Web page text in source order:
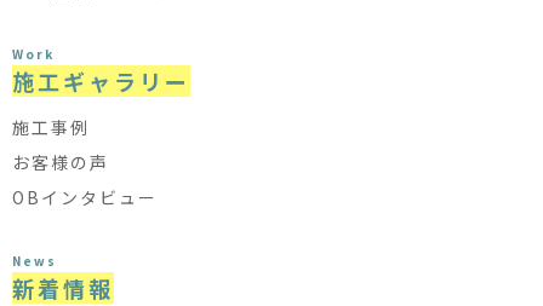
Work
施工ギャラリー
施工事例
お客様の声
OBインタビュー
News
新着情報